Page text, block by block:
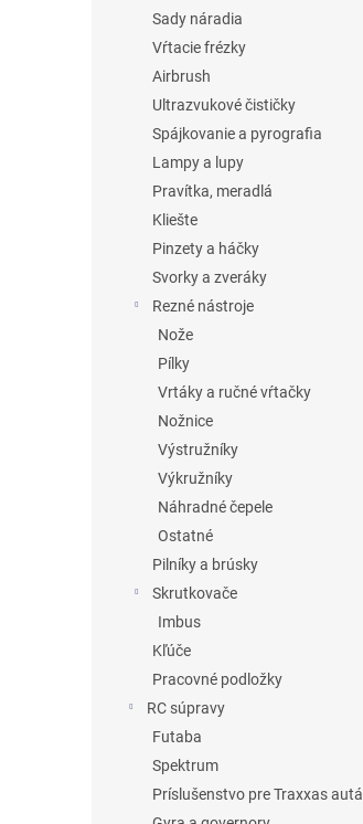
Sady náradia
Vŕtacie frézky
Airbrush
Ultrazvukové čističky
Spájkovanie a pyrografia
Lampy a lupy
Pravítka, meradlá
Kliešte
Pinzety a háčky
Svorky a zveráky
Rezné nástroje
Nože
Pílky
Vrtáky a ručné vŕtačky
Nožnice
Výstružníky
Výkružníky
Náhradné čepele
Ostatné
Pilníky a brúsky
Skrutkovače
Imbus
Kľúče
Pracovné podložky
RC súpravy
Futaba
Spektrum
Príslušenstvo pre Traxxas autá